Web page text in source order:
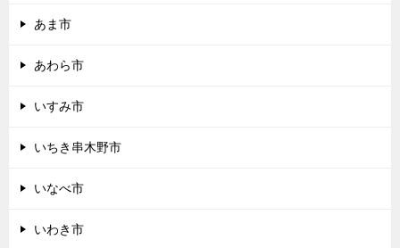
あま市
あわら市
いすみ市
いちき串木野市
いなべ市
いわき市